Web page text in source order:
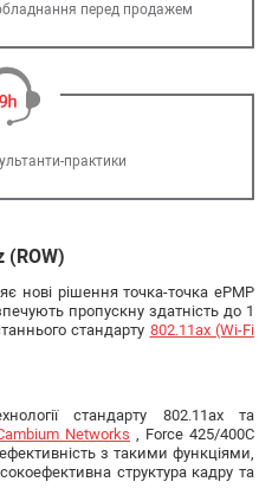
перед продажем
практики
(ROW)
нові рішення точка-точка ePMP
пропускну здатність до 1
стандарту 802.11ax (Wi-Fi
стандарту 802.11ax та
Networks , Force 425/400C
з такими функціями,
структура кадру та